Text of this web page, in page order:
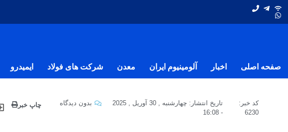
صفحه اصلی
اخبار آلومینیوم ایران معدن شرکت های فولاد ایمیدرو
کد خبر:
6230
تاریخ انتشار: چهارشنبه , 30 آوریل , 2025
-
16:08
بدون دیدگاه چاپ خبر